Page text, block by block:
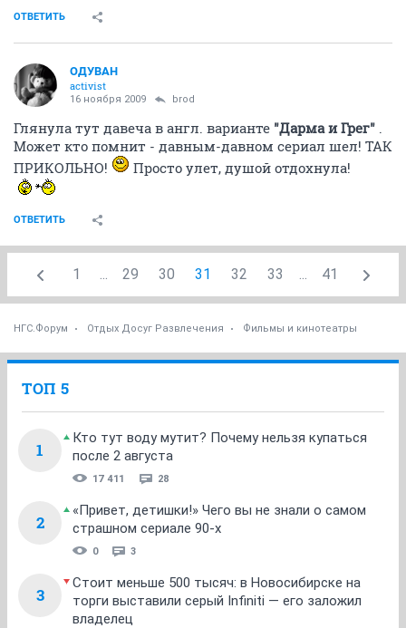
ОТВЕТИТЬ
ОДУВАН
activist
16 ноября 2009 brod
Глянула тут давеча в англ. варианте "Дарма и Грег" .
Может кто помнит - давным-давном сериал шел! ТАК
ПРИКОЛЬНО!
Просто улет, душой отдохнула!
ОТВЕТИТЬ
1 ... 29 30 31 32 33 ... 41
НГС.Форум Отдых Досуг Развлечения Фильмы и кинотеатры
ТОП 5
1
Кто тут воду мутит? Почему нельзя купаться
после 2 августа
17 411 28
2
«Привет, детишки!» Чего вы не знали о самом
страшном сериале 90-х
0 3
3
Стоит меньше 500 тысяч: в Новосибирске на
торги выставили серый Infiniti — его заложил
владелец